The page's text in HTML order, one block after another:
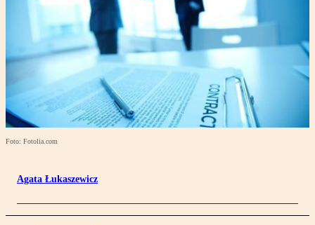
Foto: Fotolia.com
Agata Łukaszewicz